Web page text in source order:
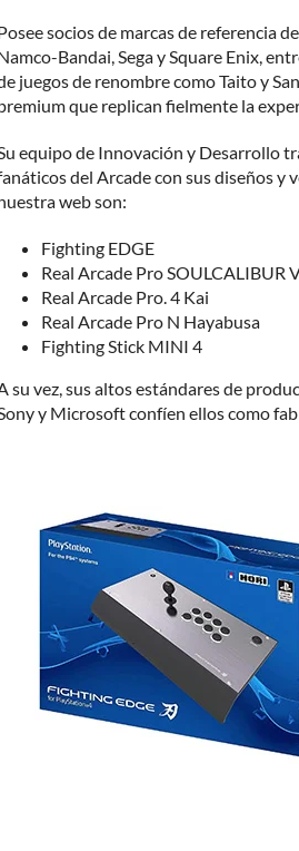
socios de marcas de referencia
Bandai, Sega y Square Enix,
juegos de renombre como Taito y
que replican fielmente la
equipo de Innovación y Desarrollo
del Arcade con sus diseños y
web son:
Fighting EDGE
Real Arcade Pro SOULCALIBUR
Real Arcade Pro. 4 Kai
Real Arcade Pro N Hayabusa
Fighting Stick MINI 4
su vez, sus altos estándares de
y Microsoft confíen ellos como